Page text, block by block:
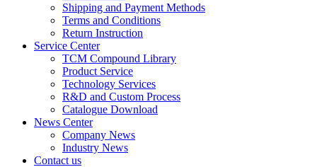
Shipping and Payment Methods
Terms and Conditions
Return Instruction
Service Center
TCM Compound Library
Product Service
Technology Services
R&D and Custom Process
Catalogue Download
News Center
Company News
Industry News
Contact us